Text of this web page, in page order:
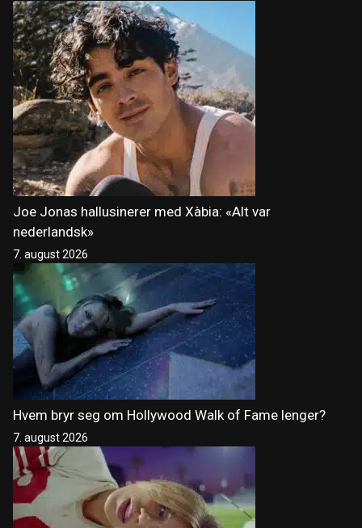
Joe Jonas hallusinerer med Xàbia: «Alt var
nederlandsk»
7. august 2026
Hvem bryr seg om Hollywood Walk of Fame lenger?
7. august 2026